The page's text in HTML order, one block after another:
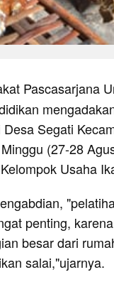
Pascasarjana
Segati
(27-28
Usaha
penting,
besar dari
salai,"ujarnya.